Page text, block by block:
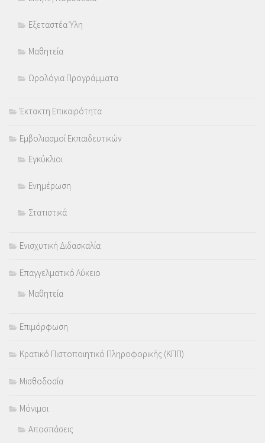
Εξεταστέα Ύλη
Μαθητεία
Ωρολόγια Προγράμματα
Έκτακτη Επικαιρότητα
Εμβολιασμοί Εκπαιδευτικών
Εγκύκλιοι
Ενημέρωση
Στατιστικά
Ενισχυτική Διδασκαλία
Επαγγελματικό Λύκειο
Μαθητεία
Επιμόρφωση
Κρατικό Πιστοποιητικό Πληροφορικής (ΚΠΠ)
Μισθοδοσία
Μόνιμοι
Αποσπάσεις